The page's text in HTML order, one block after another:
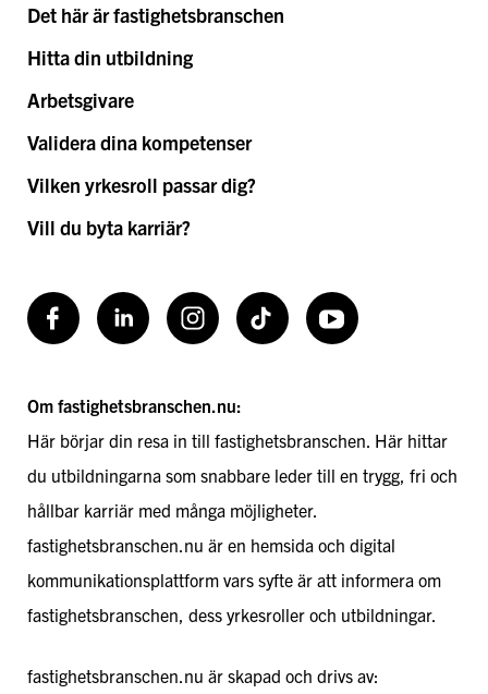
Det här är fastighetsbranschen
Hitta din utbildning
Arbetsgivare
Validera dina kompetenser
Vilken yrkesroll passar dig?
Vill du byta karriär?
FacebookLinkedInInstagramTikToK Youtube
Om fastighetsbranschen.nu:
Här börjar din resa in till fastighetsbranschen. Här hittar
du utbildningarna som snabbare leder till en trygg, fri och
hållbar karriär med många möjligheter.
fastighetsbranschen.nu är en hemsida och digital
kommunikationsplattform vars syfte är att informera om
fastighetsbranschen, dess yrkesroller och utbildningar.
fastighetsbranschen.nu är skapad och drivs av: